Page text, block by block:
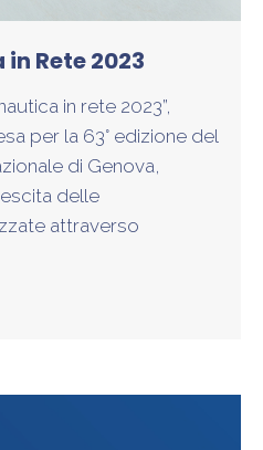
Rete 2023
in rete 2023”,
per la 63° edizione del
di Genova,
delle
attraverso